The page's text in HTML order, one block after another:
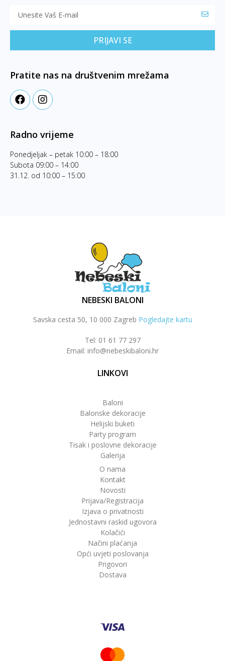
PRIJAVI SE
Pratite nas na društvenim mrežama
Radno vrijeme
Ponedjeljak – petak 10:00 – 18:00
Subota 09:00 – 14:00
31.12. od 10:00 – 15:00
NEBESKI BALONI
Savska cesta 50, 10 000 Zagreb Pogledajte kartu
Tel: 01 61 77 297
Email: info@nebeskibaloni.hr
LINKOVI
Baloni
Balonske dekoracije
Helijski buketi
Party program
Tisak i poslovne dekoracije
Galerija
O nama
Kontakt
Novosti
Prijava/Registracija
Izjava o privatnosti
Jednostavni raskid ugovora
Kolačići
Načini plaćanja
Opći uvjeti poslovanja
Prigovori
Dostava